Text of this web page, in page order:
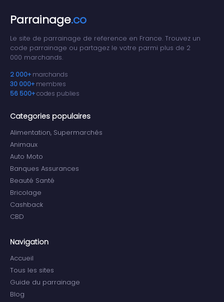
Parrainage.co
Le site de parrainage de reference en France. Trouvez un
code parrainage ou partagez le votre parmi plus de 2
000 marchands.
2 000+ marchands
30 000+ membres
56 500+codes publies
Categories populaires
Alimentation, Supermarchés
Animaux
Auto Moto
Banques Assurances
Beauté Santé
Bricolage
Cashback
CBD
Navigation
Accueil
Tous les sites
Guide du parrainage
Blog